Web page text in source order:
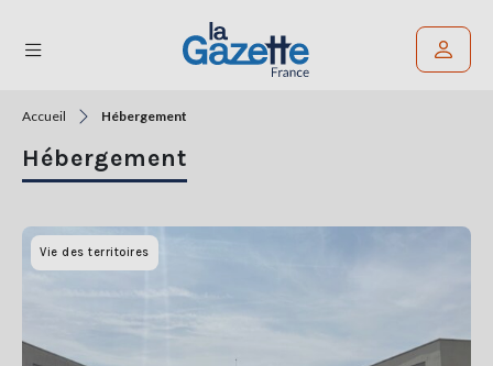
THÉMATIQUES
RÉGIONS
TENDANCES
Accueil Hébergement
Hébergement
Vie des territoires